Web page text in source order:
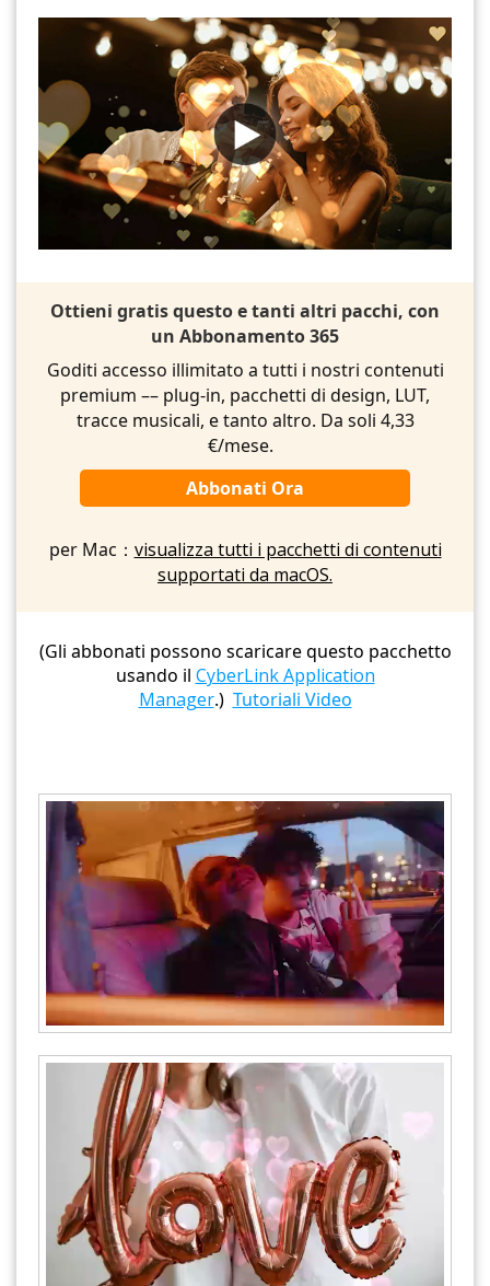
Ottieni gratis questo e tanti altri pacchi, con
un Abbonamento 365
Goditi accesso illimitato a tutti i nostri contenuti
premium –– plug-in, pacchetti di design, LUT,
tracce musicali, e tanto altro. Da soli 4,33
€/mese.
Abbonati Ora
per Mac： visualizza tutti i pacchetti di contenuti
supportati da macOS.
(Gli abbonati possono scaricare questo pacchetto
usando il CyberLink Application
Manager.) Tutoriali Video